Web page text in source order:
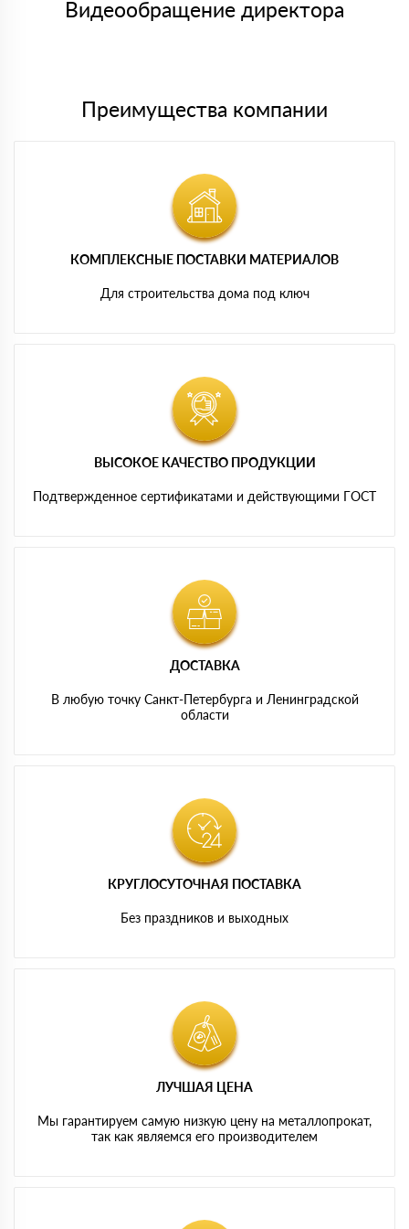
либо Вы забираете товар со склада самовывоза.
Видеообращение директора
Преимущества компании
КОМПЛЕКСНЫЕ ПОСТАВКИ МАТЕРИАЛОВ
Для строительства дома под ключ
ВЫСОКОЕ КАЧЕСТВО ПРОДУКЦИИ
Подтвержденное сертификатами и действующими ГОСТ
ДОСТАВКА
В любую точку Санкт-Петербурга и Ленинградской
области
КРУГЛОСУТОЧНАЯ ПОСТАВКА
Без праздников и выходных
ЛУЧШАЯ ЦЕНА
Мы гарантируем самую низкую цену на металлопрокат,
так как являемся его производителем